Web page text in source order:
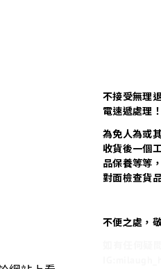
不接受無理
電速遞處理！
為免人為或
收貨後一個
品保養等等，
對面檢查貨
不便之處，